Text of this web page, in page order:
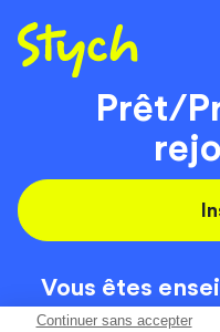
Continuer sans accepter
Prêt/
Vous êtes
On